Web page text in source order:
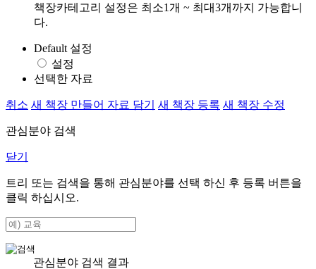
책장카테고리 설정은 최소1개 ~ 최대3개까지 가능합니
다.
Default 설정
설정
선택한 자료
취소 새 책장 만들어 자료 담기 새 책장 등록 새 책장 수정
관심분야 검색
닫기
트리 또는 검색을 통해 관심분야를 선택 하신 후 등록 버튼을
클릭 하십시오.
관심분야 검색 결과